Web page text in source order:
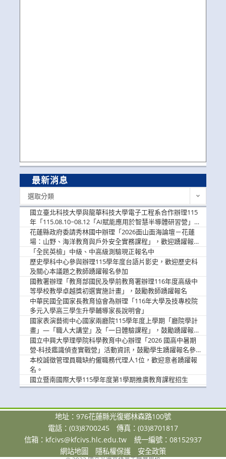
最新消息
選取分類
國立臺北科技大學與龍華科技大學電子工程系合作辦理115
年「115.08.10~08.12「AI賦能應用於智慧半導體研習營」，
歡迎學生踴躍報名參加
花蓮縣政府委請秀林國中辦理「2026面山面海論壇－花蓮
場：山野、海洋教育與戶外安全實務課程」，歡迎踴躍報名
參加
「全民英檢」中級、中高級測驗現正報名中
歷史學科中心參與辦理115學年度台語片影史，歡迎歷史科
及關心本議題之教師踴躍報名參加
國教署辦理「教育部國民及學前教育署辦理116年度高級中
等學校教學卓越獎初選實施計畫」，鼓勵教師踴躍報名
中華民國全國家長教育協會為辦理「116年大學及技專校院
多元入學高三學生升學輔導家長說明會」
國家表演藝術中心國家兩廳院115學年度上學期「廳院學計
畫」—「職人大講堂」及「一日體驗課程」，鼓勵踴躍報名
參與。
國立中興大學理學院科學教育中心辦理「2026 國高中暑期
營-科技鑑識偵查實戰營」活動資訊，鼓勵學生踴躍報名參
加。
本校誠徵管理員職缺約僱職務代理人1位，歡迎意者踴躍報
名。
國立暨南國際大學115學年度第1學期推廣教育課程招生
地址：976花蓮縣光復鄉林森路100號
電話：(03)8700245
傳真：(03)8701817
信箱： kfcivs@kfcivs.hlc.edu.tw
統一編號：08152937
網站地圖
隱私權保護 安全政策